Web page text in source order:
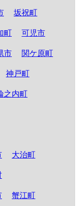
坂祝町
町 可児市
市 関ケ原町
神戸町
之内町
大治町
蟹江町